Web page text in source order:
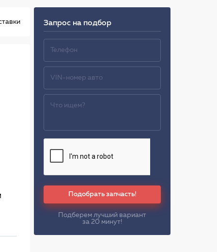
Запрос на подбор
Подобрать запчасть!
Подберем лучший вариант
за 20 минут!